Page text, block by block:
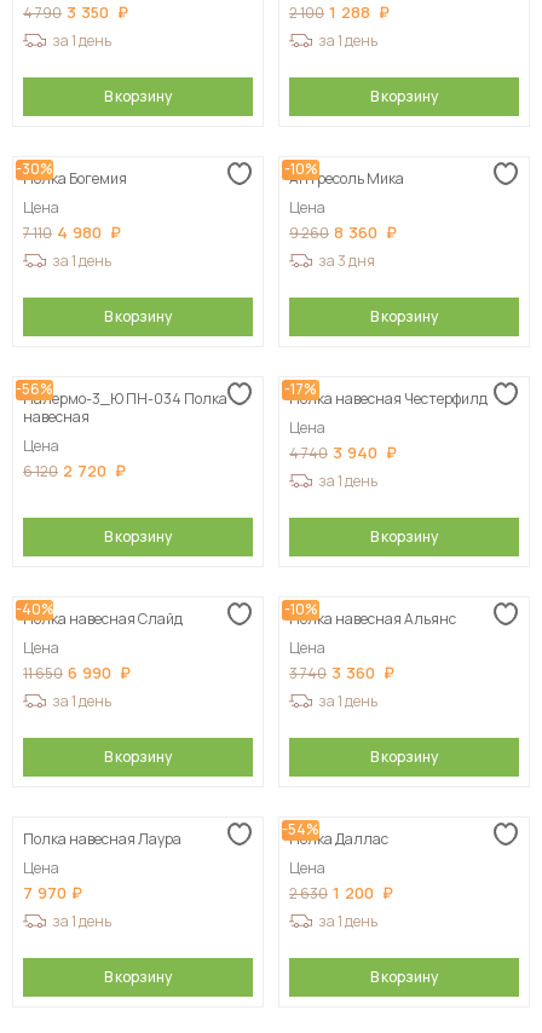
4 790 3 350
за 1 день
В корзину
2 100 1 288
за 1 день
В корзину
-30%
Полка Богемия
Цена
7 110 4 980
за 1 день
В корзину
-10%
Антресоль Мика
Цена
9 260 8 360
за 3 дня
В корзину
-56%
Палермо-3_Ю ПН-034 Полка
навесная
Цена
6 120 2 720
В корзину
-17%
Полка навесная Честерфилд
Цена
4 740 3 940
за 1 день
В корзину
-40%
Полка навесная Слайд
Цена
11 650 6 990
за 1 день
В корзину
-10%
Полка навесная Альянс
Цена
3 740 3 360
за 1 день
В корзину
Полка навесная Лаура
Цена
7 970
за 1 день
В корзину
-54%
Полка Даллас
Цена
2 630 1 200
за 1 день
В корзину